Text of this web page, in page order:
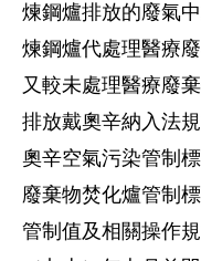
煉鋼爐排放的廢氣
煉鋼爐代處理醫療
又較未處理醫療廢
排放戴奧辛納入法
奧辛空氣污染管制
廢棄物焚化爐管制
管制值及相關操作